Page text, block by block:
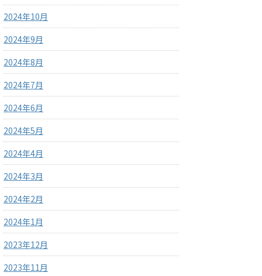
2024年10月
2024年9月
2024年8月
2024年7月
2024年6月
2024年5月
2024年4月
2024年3月
2024年2月
2024年1月
2023年12月
2023年11月